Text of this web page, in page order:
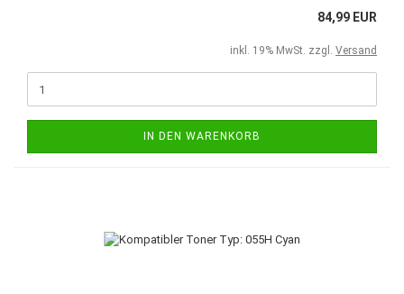
84,99 EUR
inkl. 19% MwSt. zzgl. Versand
IN DEN WARENKORB